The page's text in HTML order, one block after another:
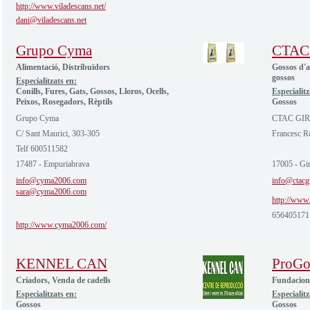
http://www.viladescans.net/
dani@viladescans.net
Grupo Cyma
Alimentació, Distribuïdors
Especialitzats en:
Conills, Fures, Gats, Gossos, Lloros, Ocells,
Peixos, Rosegadors, Rèptils
Grupo Cyma
C/ Sant Maurici, 303-305
Telf 600511582
17487 - Empuriabrava
info@cyma2006.com
sara@cyma2006.com
http://www.cyma2006.com/
Gossos
gossos
Gossos
CTAC
Francesc
17005 -
http://
656405171
KENNEL CAN
Criadors, Venda de cadells
Especialitzats en:
Gossos
Gossos